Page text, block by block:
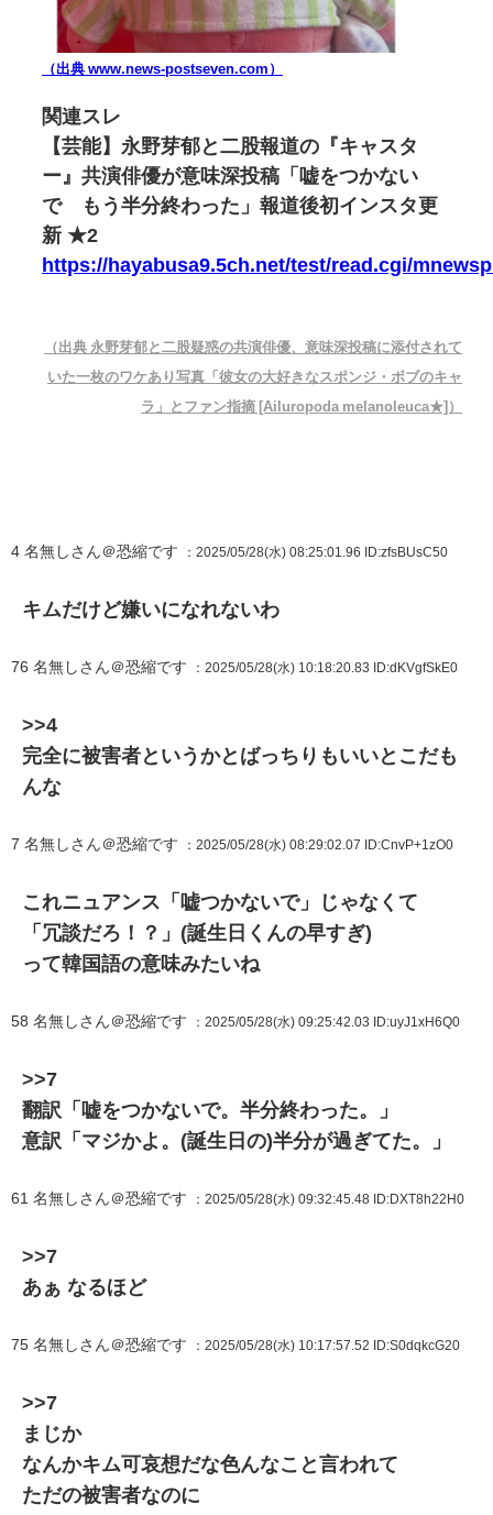
（出典 www.news-postseven.com）
関連スレ
【芸能】永野芽郁と二股報道の『キャスタ
ー』共演俳優が意味深投稿「嘘をつかない
で もう半分終わった」報道後初インスタ更
新 ★2
https://hayabusa9.5ch.net/test/read.cgi/
（出典 永野芽郁と二股疑惑の共演俳優、意味深投稿に添付されて
いた一枚のワケあり写真「彼女の大好きなスポンジ・ボブのキャ
ラ」とファン指摘 [Ailuropoda melanoleuca★]）
4 名無しさん＠恐縮です ：2025/05/28(水) 08:25:01.96 ID:zfsBUsC50
キムだけど嫌いになれないわ
76 名無しさん＠恐縮です ：2025/05/28(水) 10:18:20.83 ID:dKVgfSkE0
>>4
完全に被害者というかとばっちりもいいとこだも
んな
7 名無しさん＠恐縮です ：2025/05/28(水) 08:29:02.07 ID:CnvP+1zO0
これニュアンス「嘘つかないで」じゃなくて
「冗談だろ！？」(誕生日くんの早すぎ)
って韓国語の意味みたいね
58 名無しさん＠恐縮です ：2025/05/28(水) 09:25:42.03 ID:uyJ1xH6Q0
>>7
翻訳「嘘をつかないで。半分終わった。」
意訳「マジかよ。(誕生日の)半分が過ぎてた。」
61 名無しさん＠恐縮です ：2025/05/28(水) 09:32:45.48 ID:DXT8h22H0
>>7
あぁ なるほど
75 名無しさん＠恐縮です ：2025/05/28(水) 10:17:57.52 ID:S0dqkcG20
>>7
まじか
なんかキム可哀想だな色んなこと言われて
ただの被害者なのに